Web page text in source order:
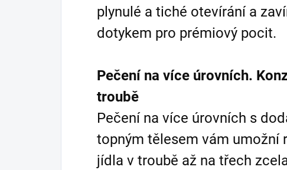
plynulé a tiché otevírání a
dotykem pro prémiový pocit.
Pečení na více úrovních.
troubě
Pečení na více úrovních s
topným tělesem vám umožní
jídla v troubě až na třech